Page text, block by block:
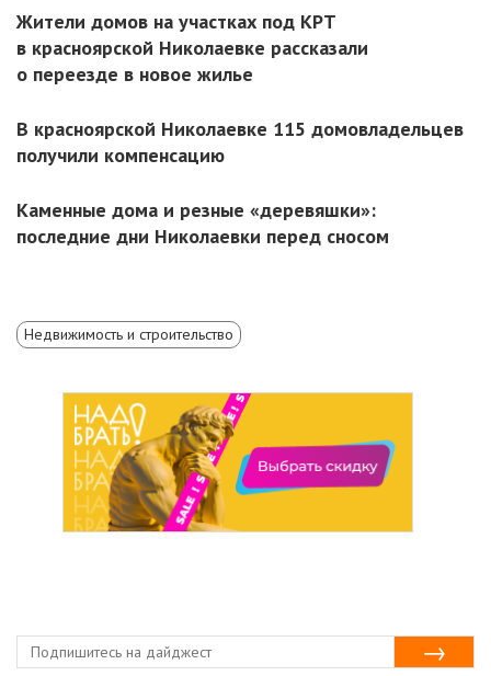
Жители домов на участках под КРТ
в красноярской Николаевке рассказали
о переезде в новое жилье
В красноярской Николаевке 115 домовладельцев
получили компенсацию
Каменные дома и резные «деревяшки»:
последние дни Николаевки перед сносом
Недвижимость и строительство